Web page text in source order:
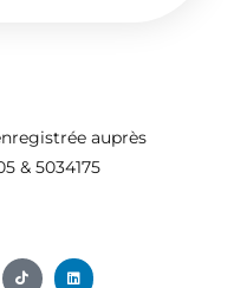
auprès
& 5034175